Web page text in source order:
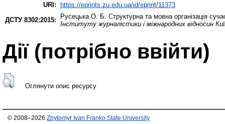
URI: https://eprints.zu.edu.ua/id/eprint/11373
ДСТУ 8302:2015:
Русецька О. Б. Структурна та мовна організація
Інституту журналістики і міжнародних відносин
Дії ​​(потрібно ввійти)
Оглянути опис ресурсу
© 2008–2026 Zhytomyr Ivan Franko State University